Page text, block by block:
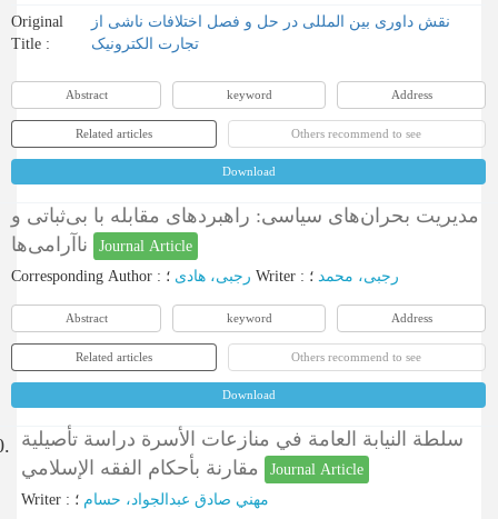
Original
Title :
نقش داوری بین المللی در حل و فصل اختلافات ناشی از
تجارت الکترونیک
Abstract keyword Address
Related articles Others recommend to see
Download
مدیریت بحران‌های سیاسی: راهبردهای مقابله با بی‌ثباتی و
Journal Article
Corresponding Author : رجبی، هادی Writer : رجبی، محمد ؛
Abstract keyword Address
Related articles Others recommend to see
Download
سلطة النيابة العامة في منازعات الأسرة دراسة تأصيلية
Journal Article
Writer : مهني صادق عبدالجواد، حسام ؛